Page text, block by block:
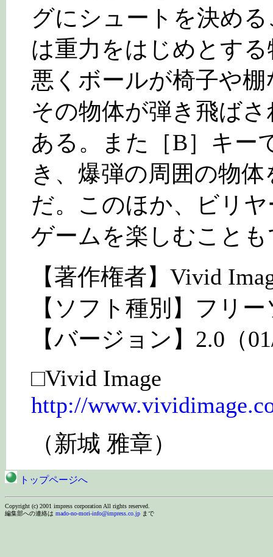
グにシュートを決め
は重力をはじめとす
悪くボールが椅子や
その物体が弾き飛ば
ある。また［B］キー
き、爆弾の周囲の物
だ。このほか、ビリ
ゲームを楽しむこと
【著作権者】Vivid
【ソフト種別】フリ
【バージョン】2.0（
□Vivid Image
http://
（新城 雅章）
トップページへ
Copyright (c) 2001 impress corporation All rights reserved.
編集部への連絡は mado-no-mori-info@impress.co.jp まで